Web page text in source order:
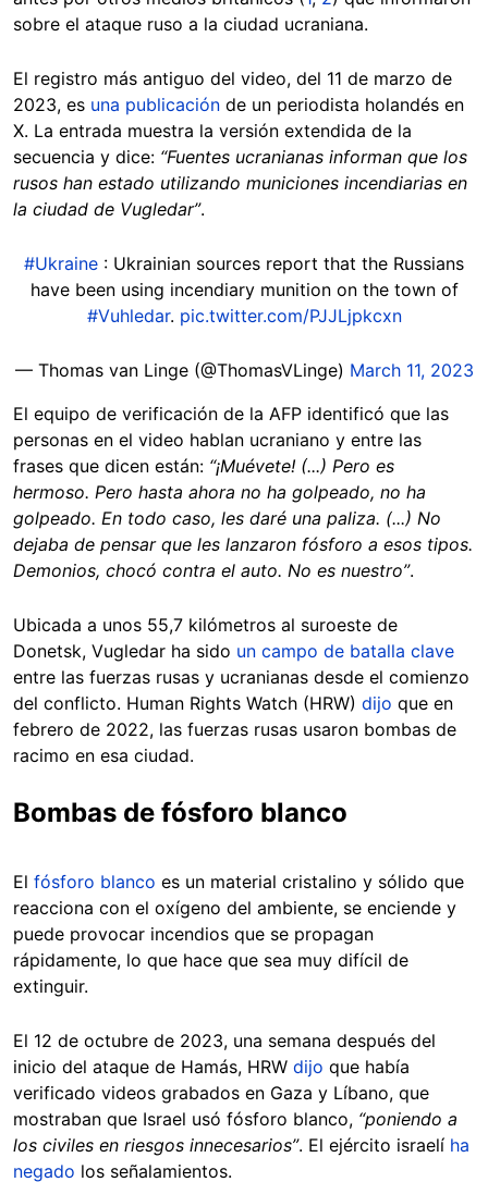
sobre el ataque ruso a la ciudad ucraniana.
El registro más antiguo del video, del 11 de marzo de
2023, es una publicación de un periodista holandés en
X. La entrada muestra la versión extendida de la
secuencia y dice: “Fuentes ucranianas informan que los
rusos han estado utilizando municiones incendiarias en
la ciudad de Vugledar”.
#Ukraine : Ukrainian sources report that the Russians
have been using incendiary munition on the town of
#Vuhledar. pic.twitter.com/PJJLjpkcxn
— Thomas van Linge (@ThomasVLinge) March 11, 2023
El equipo de verificación de la AFP identificó que las
personas en el video hablan ucraniano y entre las
frases que dicen están: “¡Muévete! (...) Pero es
hermoso. Pero hasta ahora no ha golpeado, no ha
golpeado. En todo caso, les daré una paliza. (...) No
dejaba de pensar que les lanzaron fósforo a esos tipos.
Demonios, chocó contra el auto. No es nuestro”.
Ubicada a unos 55,7 kilómetros al suroeste de
Donetsk, Vugledar ha sido un campo de batalla clave
entre las fuerzas rusas y ucranianas desde el comienzo
del conflicto. Human Rights Watch (HRW) dijo que en
febrero de 2022, las fuerzas rusas usaron bombas de
racimo en esa ciudad.
Bombas de fósforo blanco
El fósforo blanco es un material cristalino y sólido que
reacciona con el oxígeno del ambiente, se enciende y
puede provocar incendios que se propagan
rápidamente, lo que hace que sea muy difícil de
extinguir.
El 12 de octubre de 2023, una semana después del
inicio del ataque de Hamás, HRW dijo que había
verificado videos grabados en Gaza y Líbano, que
mostraban que Israel usó fósforo blanco, “poniendo a
los civiles en riesgos innecesarios”. El ejército israelí ha
negado los señalamientos.